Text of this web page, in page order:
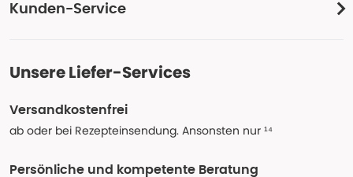
Kunden-Service
Unsere Liefer-Services
Versandkostenfrei
ab oder bei Rezepteinsendung. Ansonsten nur ¹⁴
Persönliche und kompetente Beratung